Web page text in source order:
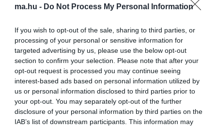
ma.hu - Do Not Process My Personal Information
If you wish to opt-out of the sale, sharing to third parties, or
processing of your personal or sensitive information for
targeted advertising by us, please use the below opt-out
section to confirm your selection. Please note that after your
opt-out request is processed you may continue seeing
interest-based ads based on personal information utilized by
us or personal information disclosed to third parties prior to
your opt-out. You may separately opt-out of the further
disclosure of your personal information by third parties on the
IAB’s list of downstream participants. This information may
A fiatal 15 évesen az egyik közösségimédia-felületén létrehozott
népszerűsítette. Pár nappal később egy chatszobában buzdító,
vallási-harci énekeket osztott meg, később pedig az Iszlám Állam
egyik propagandakiadványának szó szerinti fordítását is feltöltötte
a szerverre.
A Zalaegerszegi Törvényszék a hétfőn megtartott előkészítő
ülésen a történteket beismerő, a tárgyaláshoz való jogáról
lemondó, jelenleg 18 éves vádlottat bűnösnek találta
folytatólagosan elkövetett háborús uszítás bűntettében. Mint
bűnszervezet tagjakénti elkövetőt két évre próbára bocsátotta,
továbbá pártfogó felügyeletét rendelte el.